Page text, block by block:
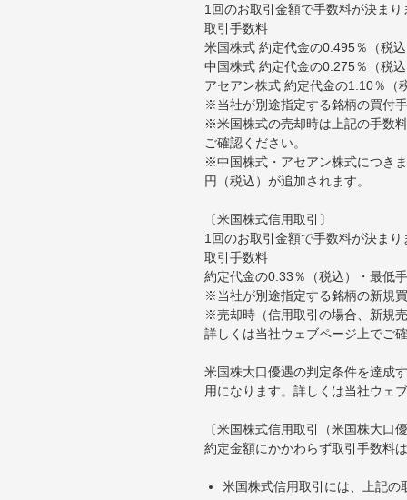
1回のお取引金額で手数料が決まり
取引手数料
米国株式 約定代金の0.495％（税
中国株式 約定代金の0.275％（税
アセアン株式 約定代金の1.10％（
※当社が別途指定する銘柄の買付
※米国株式の売却時は上記の手数
ご確認ください。
※中国株式・アセアン株式につき
円（税込）が追加されます。
〔米国株式信用取引〕
1回のお取引金額で手数料が決まり
取引手数料
約定代金の0.33％（税込）・最低
※当社が別途指定する銘柄の新規
※売却時（信用取引の場合、新規
詳しくは当社ウェブページ上でご
米国株大口優遇の判定条件を達成
用になります。詳しくは当社ウェ
〔米国株式信用取引（米国株大口
約定金額にかかわらず取引手数料
米国株式信用取引には、上記